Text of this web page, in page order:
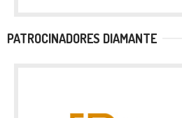
PATROCINADORES DIAMANTE